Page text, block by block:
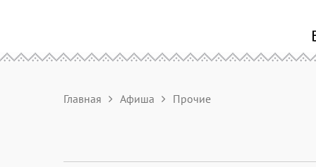
Главная Афиша Прочие